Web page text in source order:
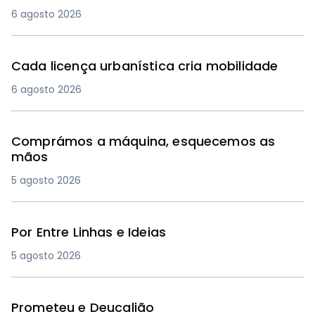
6 agosto 2026
Cada licença urbanística cria mobilidade
6 agosto 2026
Comprámos a máquina, esquecemos as
mãos
5 agosto 2026
Por Entre Linhas e Ideias
5 agosto 2026
Prometeu e Deucalião